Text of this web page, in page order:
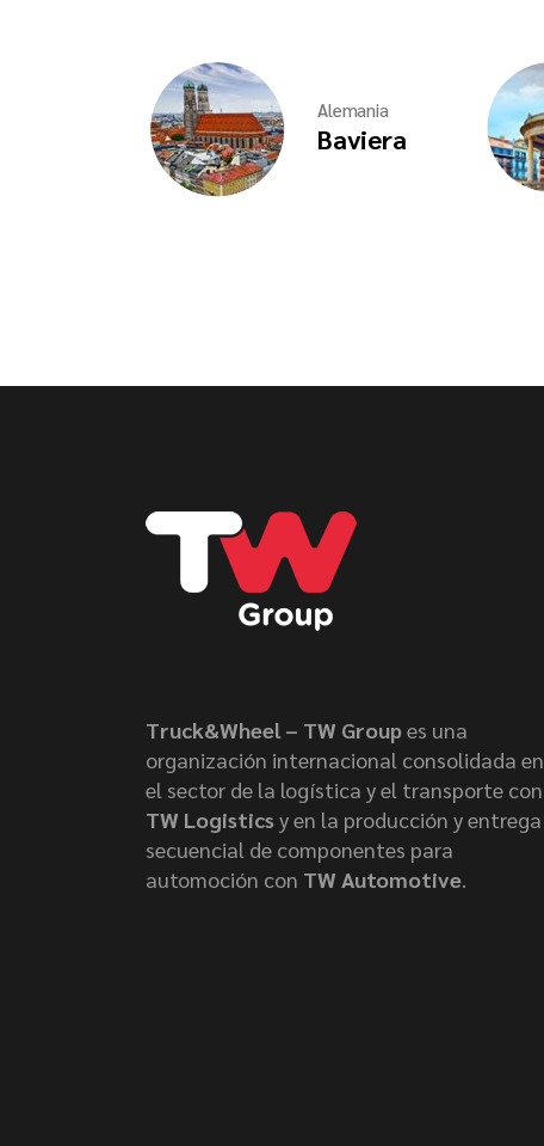
Alemania
Baviera
Truck&Wheel – TW Groupes una
organización internacional consolidada en
el sector de la logística y el transporte con
TW Logisticsy en la producción y entrega
secuencial de componentes para
automoción con TW Automotive.